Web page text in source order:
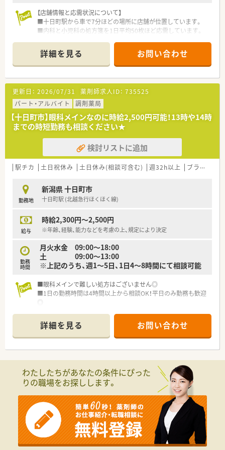
【店舗情報と応需状況について】
■十日町駅から車で7分ほどの場所に店舗が位置しています。
■内科と小児科の処方箋を1日平均50枚ほど応需しています。
【法人特徴について】
■創業25年以上の歴史があり地域に深く根ざした企業です。
■セルフメディケーション推進を通じ多職種と連携します。
■長く安心して働き続けられる教育研修環境を整えています。
【求人情報について】
■想定年収は450万円から最大800万円まで相談可能です。
■遠方からの転居時には住居や転居費用の補助が受けられま
す。
■土曜日は半日営業で日祝と合わせて無理なく働けます。
【勤務実態について】
■平日の開局時間は夕方18時までと比較的早めの設定です。
す。
■残業はほぼ発生せずプライベートと両立しやすい環境です。
詳細を見る お問い合わせ
更新日： 2026/07/31 薬剤師求人ID： 735525
パート・アルバイト
調剤薬局
【十日町市】眼科メインなのに時給2,500円可能！13時や14時
までの時短勤務も相談ください★
検討リストに追加
駅チカ 土日祝休み 土日休み(相談可含む) 週32h以上 ブランク可
勤務地
新潟県 十日町市
十日町駅 (北越急行ほくほく線)
給与
時給2,300円～2,500円
※年齢、経験、能力などを考慮の上、規定により決定
勤務
時間
月火水金 09:00～18:00
土 09:00～13:00
※上記のうち、週1～5日、1日4～8時間にて相談可能
■眼科メインで難しい処方はございません◎
■1日の勤務時間は4時間以上から相談OK！平日のみ勤務も歓迎
◎
■近隣にスキー場やキャンプ場があり、アウトドアが趣味の方に
おすすめの立地です♪
■新潟県上越市と十日町市で10店舗展開する地域密着企業で
す。
■近隣に同グループの店舗があるのでお休みは取りやすい環境
です。
詳細を見る お問い合わせ
わたしたちがあなたの条件にぴった
りの職場をお探しします。